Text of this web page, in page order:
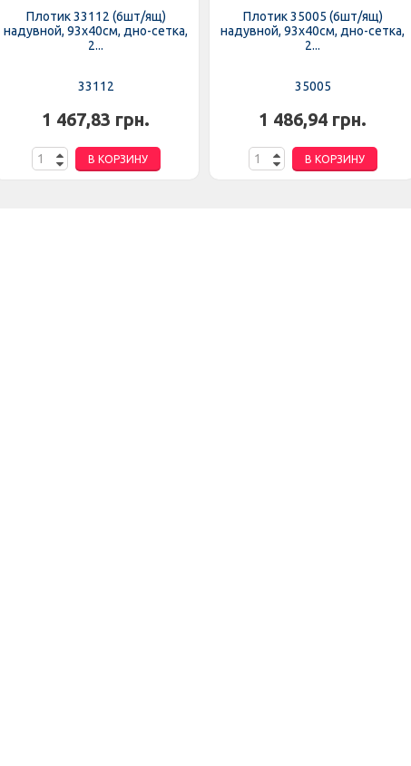
Плотик 33112 (6шт/ящ)
надувной, 93х40см, дно-сетка,
2...
33112
1 467,83 грн.
В КОРЗИНУ
Плотик 35005 (6шт/ящ)
надувной, 93х40см, дно-сетка,
2...
35005
1 486,94 грн.
В КОРЗИНУ